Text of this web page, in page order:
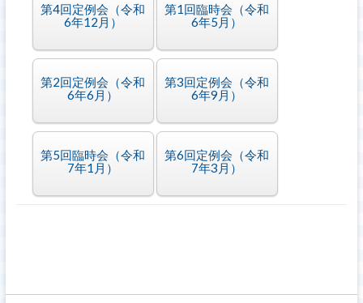
第4回定例会（令和
6年12月）
第1回臨時会（令和
6年5月）
第2回定例会（令和
6年6月）
第3回定例会（令和
6年9月）
第5回臨時会（令和
7年1月）
第6回定例会（令和
7年3月）